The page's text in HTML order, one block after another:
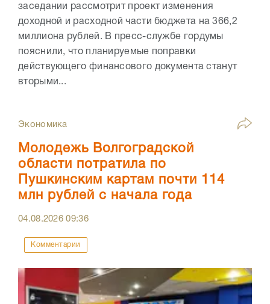
заседании рассмотрит проект изменения
доходной и расходной части бюджета на 366,2
миллиона рублей. В пресс-службе гордумы
пояснили, что планируемые поправки
действующего финансового документа станут
вторыми...
Экономика
Молодежь Волгоградской
области потратила по
Пушкинским картам почти 114
млн рублей с начала года
04.08.202609:36
Комментарии